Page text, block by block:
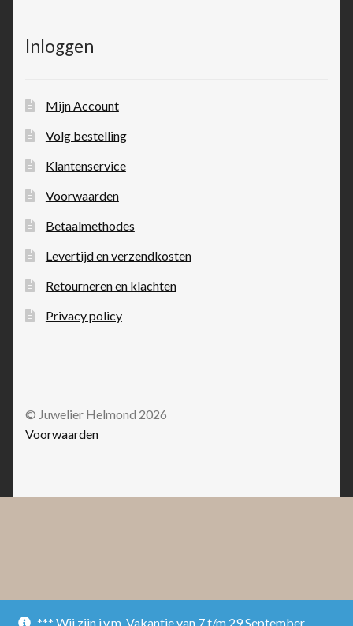
*** Wij zijn i.v.m. Vakantie van 7 t/m 29 September
Inloggen
Mijn Account
Volg bestelling
Klantenservice
Voorwaarden
Betaalmethodes
Levertijd en verzendkosten
Retourneren en klachten
Privacy policy
© Juwelier Helmond 2026
Voorwaarden